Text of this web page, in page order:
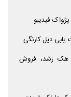
فیدیبو
دیل کارنگی
هک رشد، فروش